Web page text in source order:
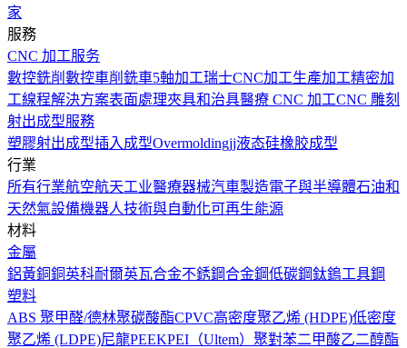
家
服務
CNC 加工服务
數控銑削 數控車削 銑車5軸加工瑞士CNC加工生產加工精密加
工線程解決方案表面處理夾具和治具醫療 CNC 加工CNC 雕刻
射出成型服務
塑膠射出成型插入成型Overmoldingjj液态硅橡胶成型
行業
所有行業航空航天工业醫療器械汽車製造電子與半導體石油和
天然氣設備機器人技術與自動化可再生能源
材料
金屬
鋁黃銅銅英科耐爾英瓦合金不銹鋼合金鋼低碳鋼鈦鎢工具鋼
塑料
ABS 聚甲醛/德林聚碳酸酯CPVC高密度聚乙烯 (HDPE)低密度
聚乙烯 (LDPE)尼龍PEEKPEI（Ultem） 聚對苯二甲酸乙二醇酯